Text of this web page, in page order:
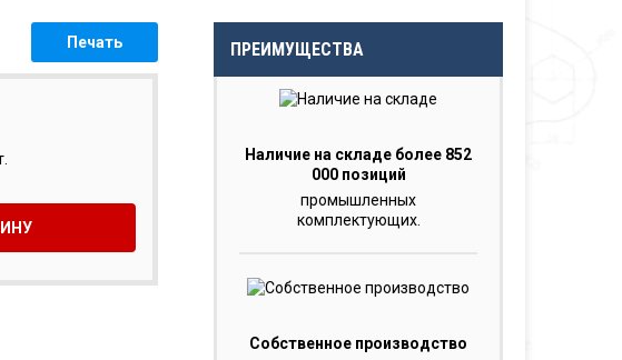
Печать ПРЕИМУЩЕСТВА
Наличие на складе более 852
000 позиций
промышленных
комплектующих.
Собственное производство